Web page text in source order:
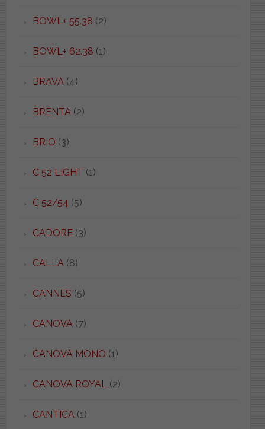
BOWL+ 55.38 (2)
BOWL+ 62.38 (1)
BRAVA (4)
BRENTA (2)
BRIO (3)
C 52 LIGHT (1)
C 52/54 (5)
CADORE(3)
CALLA (8)
CANNES (5)
CANOVA (7)
CANOVA MONO (1)
CANOVA ROYAL (2)
CANTICA (1)